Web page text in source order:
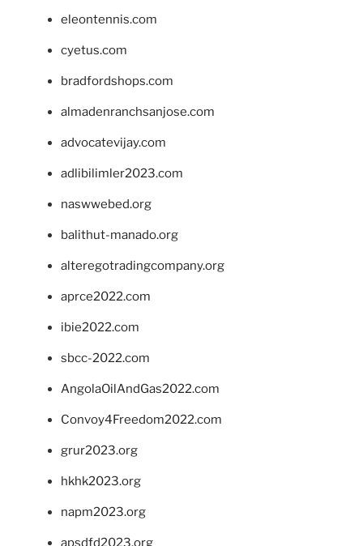
eleontennis.com
cyetus.com
bradfordshops.com
almadenranchsanjose.com
advocatevijay.com
adlibilimler2023.com
naswwebed.org
balithut-manado.org
alteregotradingcompany.org
aprce2022.com
ibie2022.com
sbcc-2022.com
AngolaOilAndGas2022.com
Convoy4Freedom2022.com
grur2023.org
hkhk2023.org
napm2023.org
apsdfd2023.org